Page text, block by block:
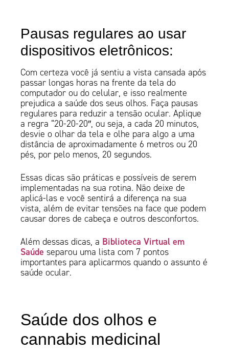
Pausas regulares ao usar
dispositivos eletrônicos:
Com certeza você já sentiu a vista cansada após
passar longas horas na frente da tela do
computador ou do celular, e isso realmente
prejudica a saúde dos seus olhos. Faça pausas
regulares para reduzir a tensão ocular. Aplique
a regra “20-20-20″, ou seja, a cada 20 minutos,
desvie o olhar da tela e olhe para algo a uma
distância de aproximadamente 6 metros ou 20
pés, por pelo menos, 20 segundos.
Essas dicas são práticas e possíveis de serem
implementadas na sua rotina. Não deixe de
aplicá-las e você sentirá a diferença na sua
vista, além de evitar tensões na face que podem
causar dores de cabeça e outros desconfortos.
Além dessas dicas, a Biblioteca Virtual em
Saúde separou uma lista com 7 pontos
importantes para aplicarmos quando o assunto é
saúde ocular.
Saúde dos olhos e
cannabis medicinal